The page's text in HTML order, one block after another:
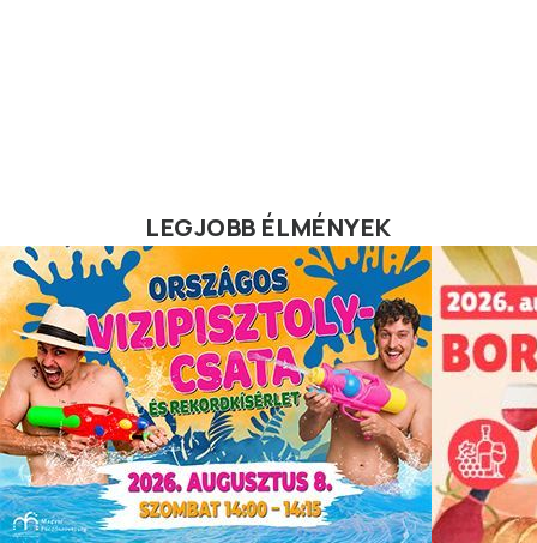
LEGJOBB ÉLMÉNYEK